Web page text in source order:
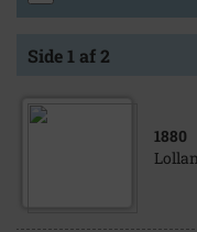
Side 1 af 2
1880